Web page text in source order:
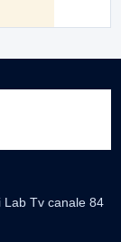
Lab Tv canale 84